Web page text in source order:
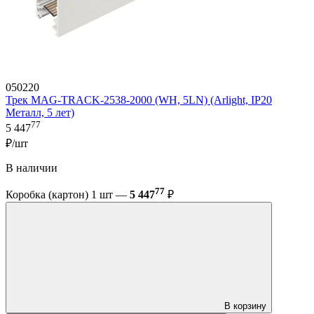
050220
Трек MAG-TRACK-2538-2000 (WH, 5LN) (Arlight, IP20
Металл, 5 лет)
5 44777
₽/шт
В наличии
Коробка (картон) 1 шт — 5 44777 ₽
В корзину